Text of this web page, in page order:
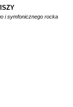
i symfonicznego rocka